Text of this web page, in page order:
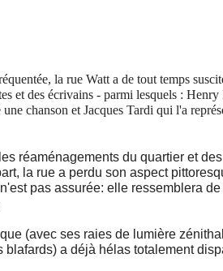
la rue Watt a de tout temps
et des écrivains - parmi lesquels :
chanson et Jacques Tardi qui l'a
réaménagements du quartier et
la rue a perdu son aspect
n'est pas assurée: elle ressemblera de
(avec ses raies de lumière
blafards) a déjà hélas totalement